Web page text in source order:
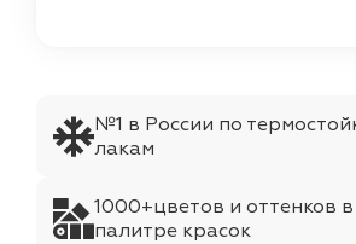
№1 в России по
лакам
1000+цветов и оттенков
палитре красок